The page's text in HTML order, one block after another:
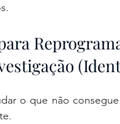
o que não